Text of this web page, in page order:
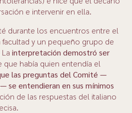
e intervenir en ella.
durante los encuentros entre el
y un pequeño grupo de
interpretación demostró ser
que había quien entendía el
las preguntas del Comité —
se entendieran en sus mínimos
de las respuestas del italiano